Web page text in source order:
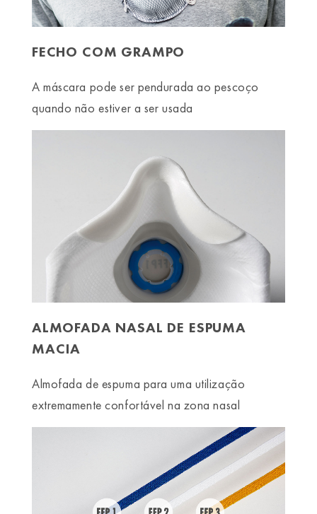
FECHO COM GRAMPO
A máscara pode ser pendurada ao pescoço
quando não estiver a ser usada
ALMOFADA NASAL DE ESPUMA
MACIA
Almofada de espuma para uma utilização
extremamente confortável na zona nasal